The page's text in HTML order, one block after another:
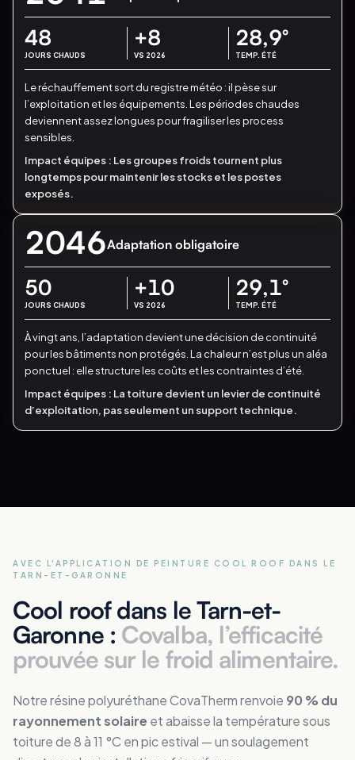
48
JOURS CHAUDS
+8
VS 2026
28,9°
TEMP. ÉTÉ
Le réchauffement sort du registre météo : il pèse sur
l’exploitation et les équipements. Les périodes chaudes
deviennent assez longues pour fragiliser les process
sensibles.
Impact équipes : Les groupes froids tournent plus
longtemps pour maintenir les stocks et les postes
exposés.
2046Adaptation obligatoire
50
JOURS CHAUDS
+10
VS 2026
29,1°
TEMP. ÉTÉ
À vingt ans, l’adaptation devient une décision de continuité
pour les bâtiments non protégés. La chaleur n’est plus un aléa
ponctuel : elle structure les coûts et les contraintes d’été.
Impact équipes : La toiture devient un levier de continuité
d’exploitation, pas seulement un support technique.
AVEC L'APPLICATION DE PEINTURE COOL ROOF
DANS LE
TARN-ET-GARONNE
Cool roof dans le Tarn-et-
Garonne : Covalba, l’efficacité
prouvée sur le froid alimentaire.
Notre résine polyuréthane CovaTherm renvoie 90 % du
rayonnement solaire et abaisse la température sous
toiture de 8 à 11 °C en pic estival — un soulagement